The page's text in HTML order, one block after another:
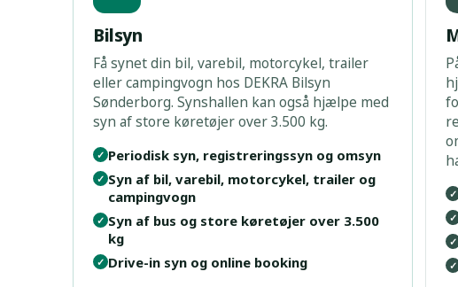
Bilsyn
Få synet din bil, varebil, motorcykel, trailer
eller campingvogn hos DEKRA Bilsyn
Sønderborg. Synshallen kan også hjælpe med
syn af store køretøjer over 3.500 kg.
✓ Periodisk syn, registreringssyn og omsyn
✓ Syn af bil, varebil, motorcykel, trailer og
campingvogn
✓ Syn af bus og store køretøjer over 3.500
kg
✓ Drive-in syn og online booking
✓
✓
✓
✓